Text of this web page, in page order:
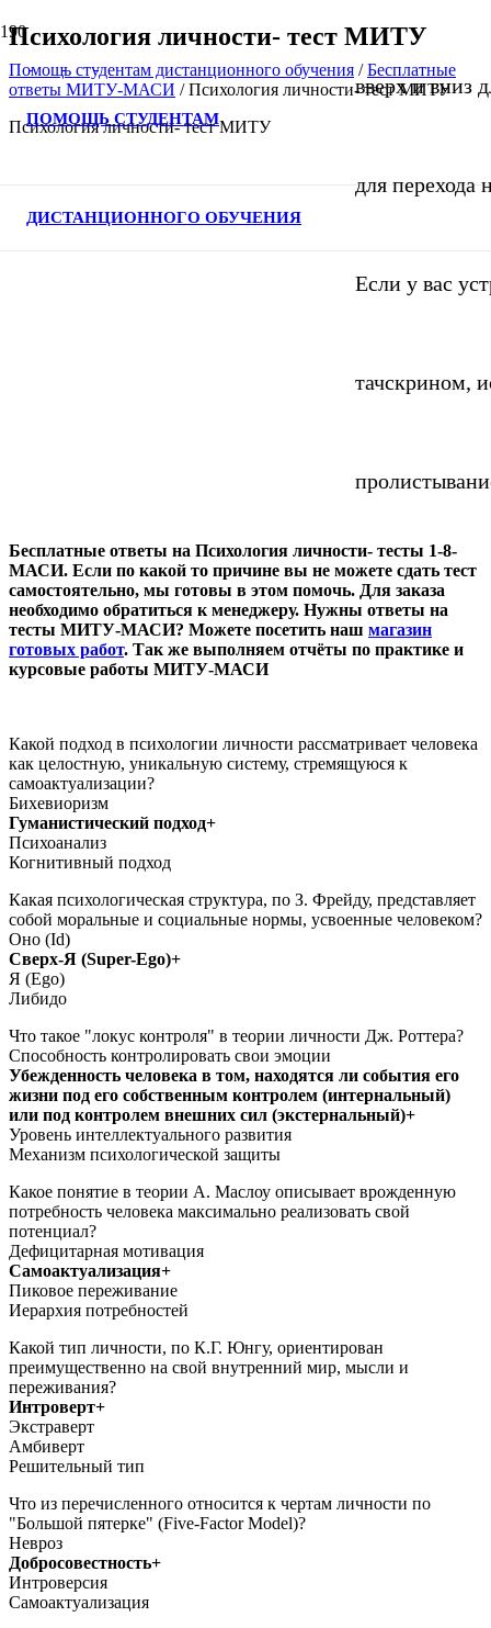
ПОМОЩЬ СТУДЕНТАМ
ДИСТАНЦИОННОГО ОБУЧЕНИЯ
вверх и вниз
для перехода
Если у вас
тачскрином,
Психология личности- тест МИТУ
Помощь студентам дистанционного обучения /Бесплатные
ответы МИТУ-МАСИ /Психология личности- тест МИТУ
Психология личности- тест МИТУ
Бесплатные ответы на Психология личности- тесты 1-8-
МАСИ. Если по какой то причине вы не можете сдать тест
самостоятельно, мы готовы в этом помочь. Для заказа
необходимо обратиться к менеджеру. Нужны ответы на
тесты МИТУ-МАСИ? Можете посетить наш магазин
готовых работ. Так же выполняем отчёты по практике и
курсовые работы МИТУ-МАСИ
Какой подход в психологии личности рассматривает человека
как целостную, уникальную систему, стремящуюся к
самоактуализации?
Бихевиоризм
Гуманистический подход+
Психоанализ
Когнитивный подход
Какая психологическая структура, по З. Фрейду, представляет
собой моральные и социальные нормы, усвоенные человеком?
Оно (Id)
Сверх-Я (Super-Ego)+
Я (Ego)
Либидо
Что такое "локус контроля" в теории личности Дж. Роттера?
Способность контролировать свои эмоции
Убежденность человека в том, находятся ли события его
жизни под его собственным контролем (интернальный)
или под контролем внешних сил (экстернальный)+
Уровень интеллектуального развития
Механизм психологической защиты
Какое понятие в теории А. Маслоу описывает врожденную
потребность человека максимально реализовать свой
потенциал?
Дефицитарная мотивация
Самоактуализация+
Пиковое переживание
Иерархия потребностей
Какой тип личности, по К.Г. Юнгу, ориентирован
преимущественно на свой внутренний мир, мысли и
переживания?
Интроверт+
Экстраверт
Амбиверт
Решительный тип
Что из перечисленного относится к чертам личности по
"Большой пятерке" (Five-Factor Model)?
Невроз
Добросовестность+
Интроверсия
Самоактуализация